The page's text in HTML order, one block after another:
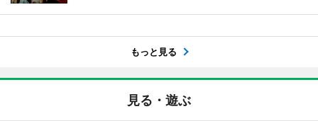
もっと見る
見る・遊ぶ